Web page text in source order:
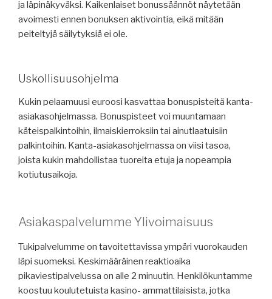
ja läpinäkyväksi. Kaikenlaiset bonussäännöt näytetään
avoimesti ennen bonuksen aktivointia, eikä mitään
peiteltyjä säilytyksiä ei ole.
Uskollisuusohjelma
Kukin pelaamuusi euroosi kasvattaa bonuspisteitä kanta-
asiakasohjelmassa. Bonuspisteet voi muuntamaan
käteispalkintoihin, ilmaiskierroksiin tai ainutlaatuisiin
palkintoihin. Kanta-asiakasohjelmassa on viisi tasoa,
joista kukin mahdollistaa tuoreita etuja ja nopeampia
kotiutusaikoja.
Asiakaspalvelumme Ylivoimaisuus
Tukipalvelumme on tavoitettavissa ympäri vuorokauden
läpi suomeksi. Keskimääräinen reaktioaika
pikaviestipalvelussa on alle 2 minuutin. Henkilökuntamme
koostuu koulutetuista kasino- ammattilaisista, jotka